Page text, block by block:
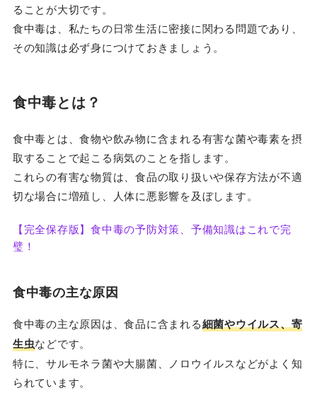
ることが大切です。
食中毒は、私たちの日常生活に密接に関わる問題であり、
その知識は必ず身につけておきましょう。
食中毒とは？
食中毒とは、食物や飲み物に含まれる有害な菌や毒素を摂
取することで起こる病気のことを指します。
これらの有害な物質は、食品の取り扱いや保存方法が不適
切な場合に増殖し、人体に悪影響を及ぼします。
【完全保存版】食中毒の予防対策、予備知識はこれで完
璧！
食中毒の主な原因
食中毒の主な原因は、食品に含まれる細菌やウイルス、寄
生虫などです。
特に、サルモネラ菌や大腸菌、ノロウイルスなどがよく知
られています。